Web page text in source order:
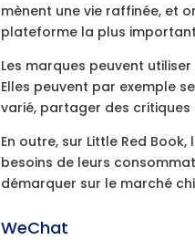
mènent une vie raffinée, et
plateforme la plus
Les marques peuvent
Elles peuvent par exemple
varié, partager des critiques
En outre, sur Little Red
besoins de leurs
démarquer sur le marché
WeChat